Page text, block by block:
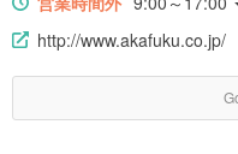
http://www.akafuku.co.jp/